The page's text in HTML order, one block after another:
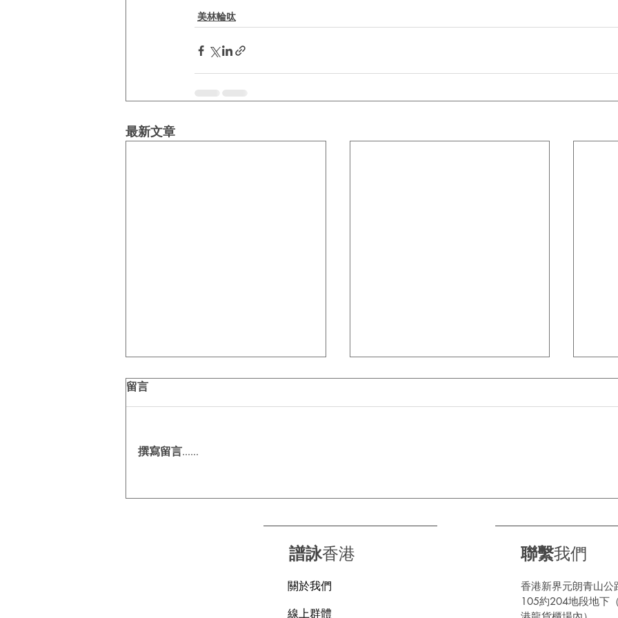
美林輪呔
最新文章
👨‍👩‍👧‍👦🔇
留言
撰寫留言......
譜詠香港
關於我們
線上群體
聯繫我們
香港新界元朗青山公
105約204地段地下